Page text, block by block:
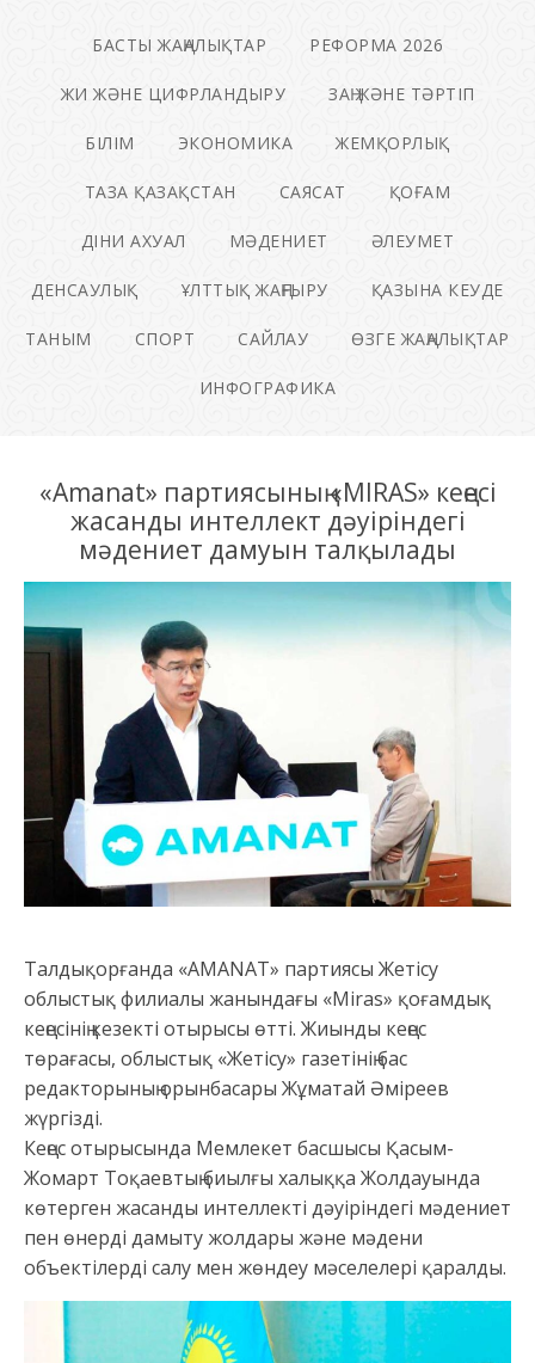
БАСТЫ ЖАҢАЛЫҚТАР РЕФОРМА 2026
ЖИ ЖӘНЕ ЦИФРЛАНДЫРУ ЗАҢ ЖӘНЕ ТӘРТІП
БІЛІМ ЭКОНОМИКА ЖЕМҚОРЛЫҚ
ТАЗА ҚАЗАҚСТАН САЯСАТ ҚОҒАМ
ДІНИ АХУАЛ МӘДЕНИЕТ ӘЛЕУМЕТ
ДЕНСАУЛЫҚ ҰЛТТЫҚ ЖАҢҒЫРУ ҚАЗЫНА КЕУДЕ
ТАНЫМ СПОРТ САЙЛАУ ӨЗГЕ ЖАҢАЛЫҚТАР
ИНФОГРАФИКА
«Amanat» партиясының «MIRAS» кеңесі
жасанды интеллект дәуіріндегі
мәдениет дамуын талқылады
Талдықорғанда «AMANAT» партиясы Жетісу
облыстық филиалы жанындағы «Miras» қоғамдық
кеңесінің кезекті отырысы өтті. Жиынды кеңес
төрағасы, облыстық «Жетісу» газетінің бас
редакторының орынбасары Жұматай Әміреев
жүргізді.
Кеңес отырысында Мемлекет басшысы Қасым-
Жомарт Тоқаевтың биылғы халыққа Жолдауында
көтерген жасанды интеллекті дәуіріндегі мәдениет
пен өнерді дамыту жолдары және мәдени
объектілерді салу мен жөндеу мәселелері қаралды.